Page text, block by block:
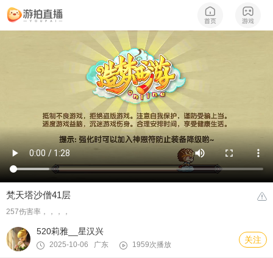
梵天塔沙僧41层
257伤害率，，，，
520莉雅__星汉兴
2025-10-06 广东 1959次播放 关注